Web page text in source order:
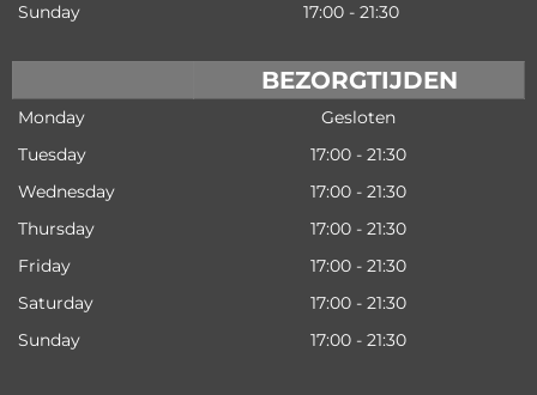
Sunday
17:00 - 21:30
BEZORGTIJDEN
Monday
Gesloten
Tuesday
17:00 - 21:30
Wednesday
17:00 - 21:30
Thursday
17:00 - 21:30
Friday
17:00 - 21:30
Saturday
17:00 - 21:30
Sunday
17:00 - 21:30